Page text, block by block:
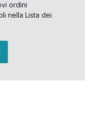
ordini
nella Lista dei